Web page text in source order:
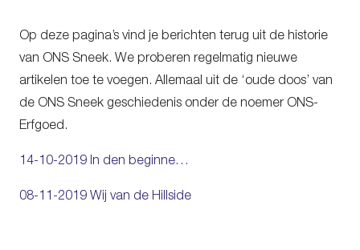
Op deze pagina’s vind je berichten terug uit de historie
van ONS Sneek. We proberen regelmatig nieuwe
artikelen toe te voegen. Allemaal uit de ‘oude doos’ van
de ONS Sneek geschiedenis onder de noemer ONS-
Erfgoed.
14-10-2019 In den beginne…
08-11-2019 Wij van de Hillside